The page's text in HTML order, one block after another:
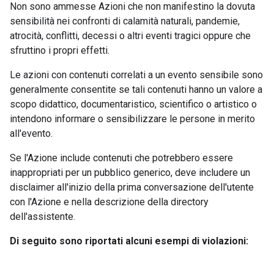
Non sono ammesse Azioni che non manifestino la dovuta
sensibilità nei confronti di calamità naturali, pandemie,
atrocità, conflitti, decessi o altri eventi tragici oppure che
sfruttino i propri effetti.
Le azioni con contenuti correlati a un evento sensibile sono
generalmente consentite se tali contenuti hanno un valore a
scopo didattico, documentaristico, scientifico o artistico o
intendono informare o sensibilizzare le persone in merito
all'evento.
Se l'Azione include contenuti che potrebbero essere
inappropriati per un pubblico generico, deve includere un
disclaimer all'inizio della prima conversazione dell'utente
con l'Azione e nella descrizione della directory
dell'assistente.
Di seguito sono riportati alcuni esempi di violazioni: